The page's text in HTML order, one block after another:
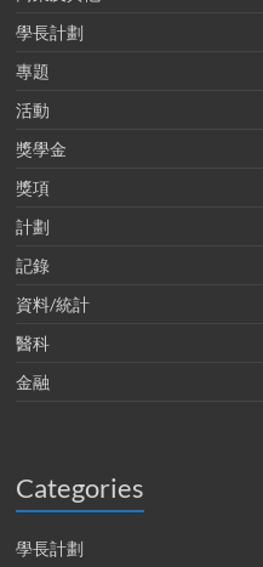
學長計劃
專題
活動
獎學金
獎項
計劃
記錄
資料/統計
醫科
金融
Categories
學長計劃